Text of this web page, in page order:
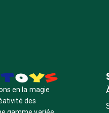
en la magie
des